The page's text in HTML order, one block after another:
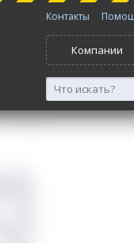
Контакты
Компании